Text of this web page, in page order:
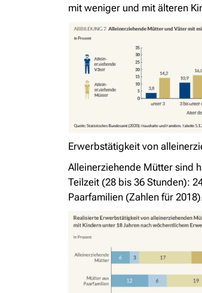
mit weniger und mit älteren
Erwerbstätigkeit von
Alleinerziehende Mütter sind
Teilzeit (28 bis 36 Stunden):
Paarfamilien (Zahlen für